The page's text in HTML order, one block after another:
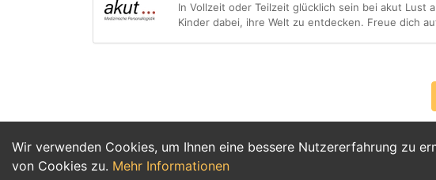
Wir verwenden Cookies, um Ihnen eine bessere Nutzererfahrung zu
von Cookies zu. Mehr Informationen
In Vollzeit oder Teilzeit glücklich sein bei akut
Kinder dabei, ihre Welt zu entdecken. Freue dich